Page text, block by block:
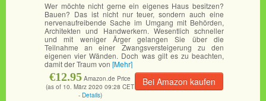
Wer möchte nicht gerne ein eigenes Haus besitzen?
Bauen? Das ist nicht nur teuer, sondern auch eine
nervenaufreibende Sache im Umgang mit Behörden,
Architekten und Handwerkern. Wesentlich schneller
und mit weniger Ärger gelangen Sie über die
Teilnahme an einer Zwangsversteigerung zu den
eigenen vier Wänden. Doch was gilt es zu beachten,
damit der Traum von [Mehr]
Bei Amazon kaufen
€12.95 Amazon.de Price
(as of 10. März 2020 09:28 CET
- Details)